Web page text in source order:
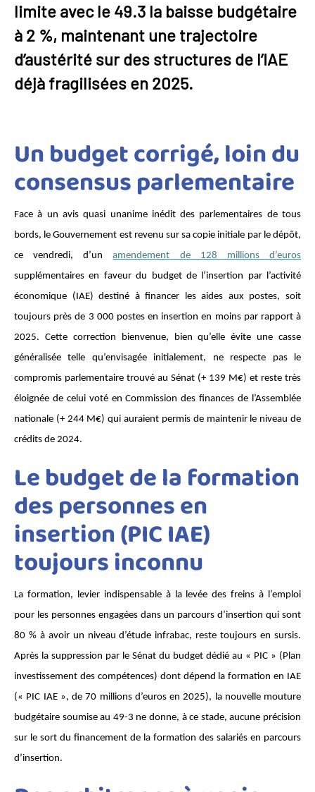
limite avec le 49.3 la baisse budgétaire
à 2 %, maintenant une trajectoire
d’austérité sur des structures de l’IAE
déjà fragilisées en 2025.
Un budget corrigé, loin du
consensus parlementaire
Face à un avis quasi unanime inédit des parlementaires de tous
bords, le Gouvernement est revenu sur sa copie initiale par le dépôt,
ce vendredi, d’un amendement de 128 millions d’euros
supplémentaires en faveur du budget de l’insertion par l’activité
économique (IAE) destiné à financer les aides aux postes, soit
toujours près de 3 000 postes en insertion en moins par rapport à
2025. Cette correction bienvenue, bien qu’elle évite une casse
généralisée telle qu’envisagée initialement, ne respecte pas le
compromis parlementaire trouvé au Sénat (+ 139 M€) et reste très
éloignée de celui voté en Commission des finances de l’Assemblée
nationale (+ 244 M€) qui auraient permis de maintenir le niveau de
crédits de 2024.
Le budget de la formation
des personnes en
insertion (PIC IAE)
toujours inconnu
La formation, levier indispensable à la levée des freins à l’emploi
pour les personnes engagées dans un parcours d’insertion qui sont
80 % à avoir un niveau d’étude infrabac, reste toujours en sursis.
Après la suppression par le Sénat du budget dédié au « PIC » (Plan
investissement des compétences) dont dépend la formation en IAE
(« PIC IAE », de 70 millions d’euros en 2025), la nouvelle mouture
budgétaire soumise au 49-3 ne donne, à ce stade, aucune précision
sur le sort du financement de la formation des salariés en parcours
d’insertion.